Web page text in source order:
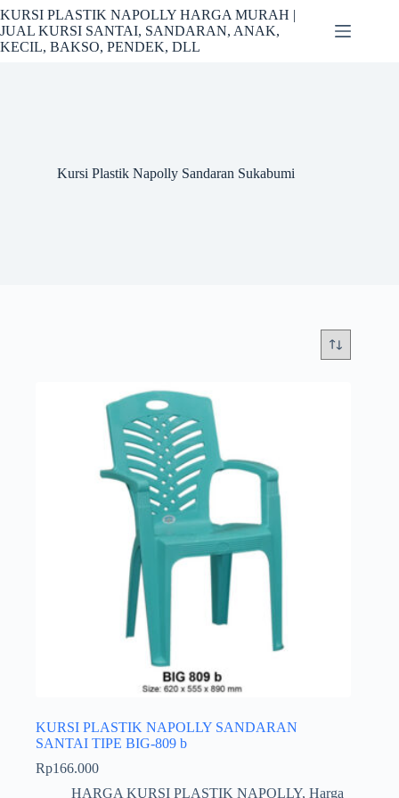
Skip
to
content
KURSI PLASTIK NAPOLLY HARGA MURAH |
JUAL KURSI SANTAI, SANDARAN, ANAK,
KECIL, BAKSO, PENDEK, DLL
Kursi Plastik Napolly Sandaran Sukabumi
KURSI PLASTIK NAPOLLY SANDARAN
SANTAI TIPE BIG-809 b
Rp166.000
HARGA KURSI PLASTIK NAPOLLY, Harga